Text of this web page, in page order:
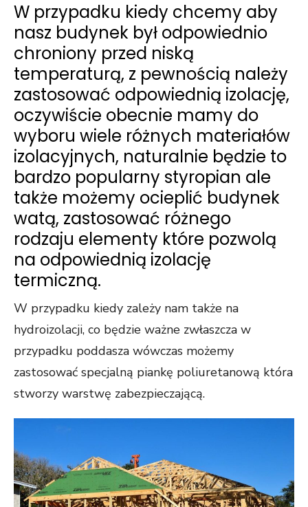
W przypadku kiedy chcemy aby
nasz budynek był odpowiednio
chroniony przed niską
temperaturą, z pewnością należy
zastosować odpowiednią izolację,
oczywiście obecnie mamy do
wyboru wiele różnych materiałów
izolacyjnych, naturalnie będzie to
bardzo popularny styropian ale
także możemy ocieplić budynek
watą, zastosować różnego
rodzaju elementy które pozwolą
na odpowiednią izolację
termiczną.
W przypadku kiedy zależy nam także na
hydroizolacji, co będzie ważne zwłaszcza w
przypadku poddasza wówczas możemy
zastosować specjalną piankę poliuretanową która
stworzy warstwę zabezpieczającą.